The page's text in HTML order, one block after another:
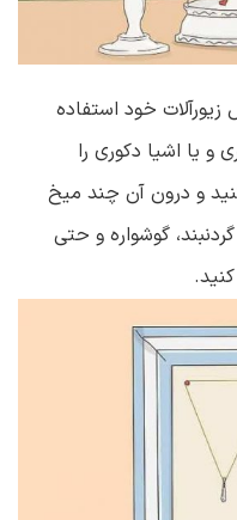
خود استفاده
یا اشیا دکوری را
کنید و درون آن چند میخ
گوشواره و حتی